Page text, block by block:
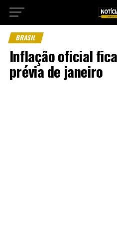
BRASIL
Inflação oficial
prévia de janeiro